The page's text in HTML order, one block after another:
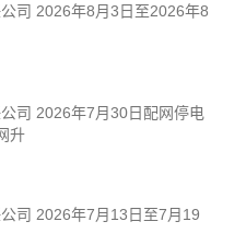
司 2026年8月3日至2026年8
司 2026年7月30日配网停电
升
司 2026年7月13日至7月19